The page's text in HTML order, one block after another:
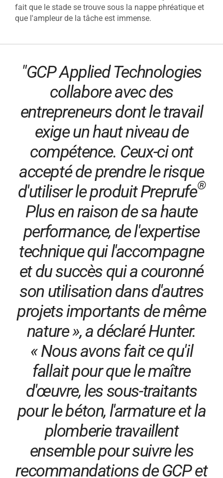
fait que le stade se trouve sous la nappe phréatique et
que l'ampleur de la tâche est immense.
"GCP Applied Technologies
collabore avec des
entrepreneurs dont le travail
exige un haut niveau de
compétence. Ceux-ci ont
accepté de prendre le risque
d'utiliser le produit Preprufe®
Plus en raison de sa haute
performance, de l'expertise
technique qui l'accompagne
et du succès qui a couronné
son utilisation dans d'autres
projets importants de même
nature », a déclaré Hunter.
« Nous avons fait ce qu'il
fallait pour que le maître
d'œuvre, les sous-traitants
pour le béton, l'armature et la
plomberie travaillent
ensemble pour suivre les
recommandations de GCP et